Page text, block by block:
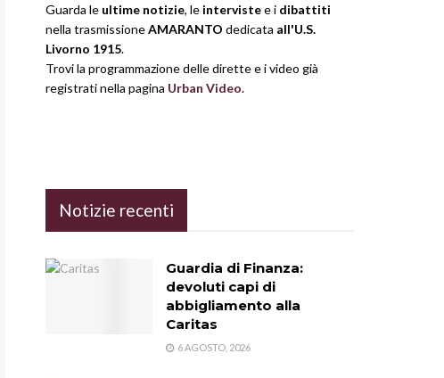
Guarda le ultime notizie, le intervistee i dibattiti
nella trasmissioneAMARANTO dedicata all'U.S.
Livorno 1915.
Trovi la programmazione delle dirette e i video già
registrati nella pagina Urban Video.
Notizie recenti
Guardia di Finanza:
devoluti capi di
abbigliamento alla
Caritas
6 AGOSTO, 2026